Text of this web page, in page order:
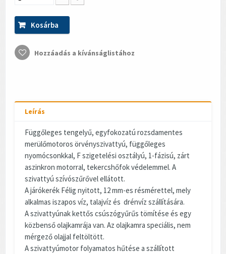
Kosárba
Hozzáadás a kívánságlistához
Leírás
Függőleges tengelyű, egyfokozatú rozsdamentes
merülőmotoros örvényszivattyú, függőleges
nyomócsonkkal, F szigetelési osztályú, 1-fázisú, zárt
aszinkron motorral, tekercshőfok védelemmel. A
szivattyú szívószűrővel ellátott.
A járókerék Félig nyitott, 12 mm-es résmérettel, mely
alkalmas iszapos víz, talajvíz és drénvíz szállítására.
A szivattyúnak kettős csúszógyűrűs tömítése és egy
közbenső olajkamrája van. Az olajkamra speciális, nem
mérgező olajjal feltöltött.
A szivattyúmotor folyamatos hűtése a szállított